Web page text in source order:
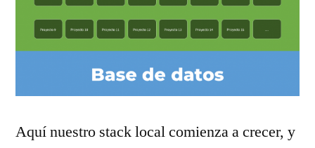
Aquí nuestro stack local comienza a crecer, y